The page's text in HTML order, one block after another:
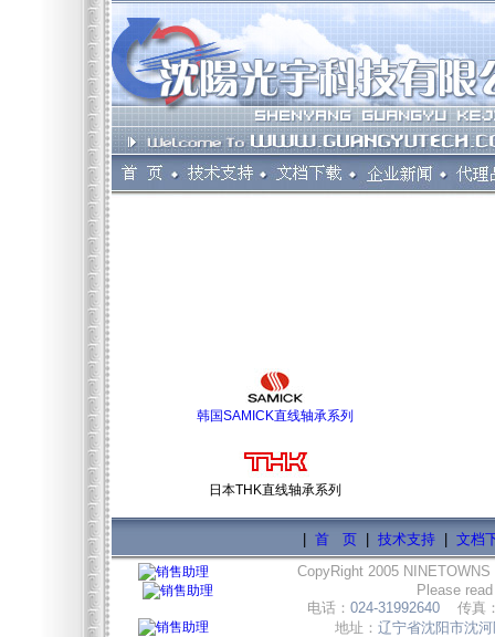
韩国SAMICK直线轴承系列
日本THK直线轴承系列
首 页| 技术支持| 文档
CopyRight 2005 NINETOWNS
Please
电话： 024-31992640 传真
地址： 辽宁省沈阳市沈